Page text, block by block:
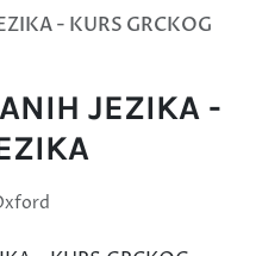
- KURS GRCKOG
JEZIKA -